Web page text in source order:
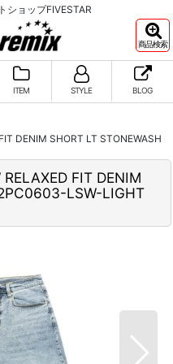
ショップFIVESTAR
商品検索
ITEM STYLE BLOG
DENIM SHORT LT STONEWASH
RELAXED FIT DENIM
LSW-LIGHT